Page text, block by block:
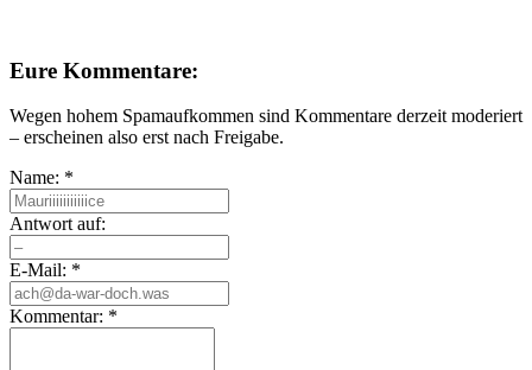
Eure Kommentare:
Wegen hohem Spamaufkommen sind Kommentare derzeit moderiert
– erscheinen also erst nach Freigabe.
Name: *
Antwort auf:
E-Mail: *
Kommentar: *